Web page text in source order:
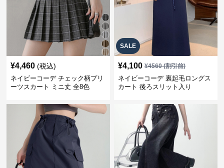
¥4,460 (税込)
ネイビーコーデ チェック柄プリ
ーツスカート ミニ丈 全8色
SALE
¥4,100 ¥4560(割引前)
ネイビーコーデ 裏起毛ロングス
カート 後ろスリット入り